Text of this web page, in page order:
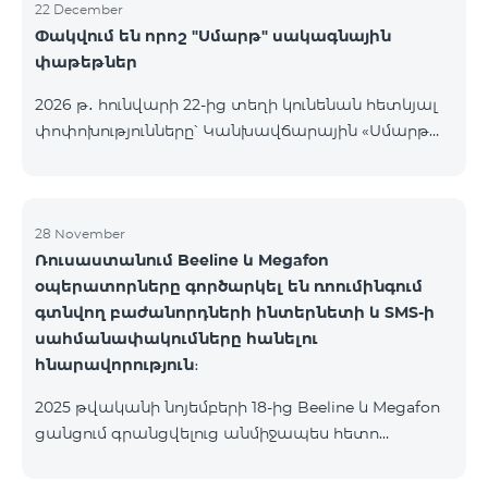
22 December
Փակվում են որոշ "Սմարթ" սակագնային
փաթեթներ
2026 թ․ հունվարի 22-ից տեղի կունենան հետևյալ
փոփոխությունները՝ Կանխավճարային «Սմարթ
սակագնային փաթեթին, որի շրջանակներում
կստանան անսահմանափակ ինտերնետ, 2000
րոպե դեպի ՀՀ բոլոր ցանցեր, ԱՄՆ, Կանադա, ՌԴ
Beeline և Tele2 ցանցեր, 500 SMS, 200 ՄԲ
ռոումինգում, 60 TV ալիք։ «BeFree 5000 unlimit»
սակագնային փաթեթի ամսավճարը կազմում է
սակագնային փաթեթը կդադարի գ
28 November
Ռուսաստանում Beeline և Megafon
օպերատորները գործարկել են ռոումինգում
գտնվող բաժանորդների ինտերնետի և SMS-ի
սահմանափակումները հանելու
հնարավորություն։
2025 թվականի նոյեմբերի 18-ից Beeline և Megafon
ցանցում գրանցվելուց անմիջապես հետո